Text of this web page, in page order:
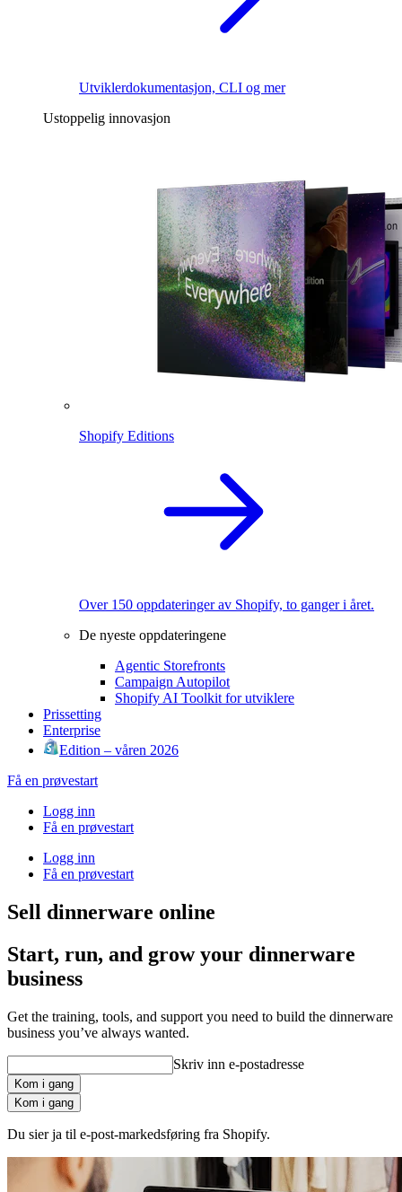
Utviklerdokumentasjon, CLI og mer
Ustoppelig innovasjon
Shopify Editions
Over 150 oppdateringer av Shopify, to ganger i året.
De nyeste oppdateringene
Agentic Storefronts
Campaign Autopilot
Shopify AI Toolkit for utviklere
Prissetting
Enterprise
Edition – våren 2026
Få en prøvestart
Logg inn
Få en prøvestart
Logg inn
Få en prøvestart
Sell dinnerware online
Start, run, and grow your dinnerware
business
Get the training, tools, and support you need to build the dinnerware
business you’ve always wanted.
Skriv inn e-postadresse
Kom i gang
Kom i gang
Du sier ja til e-post-markedsføring fra Shopify.